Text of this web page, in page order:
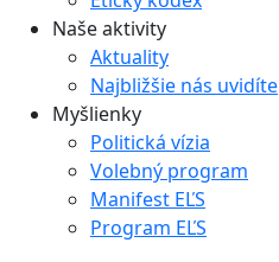
Naše aktivity
Aktuality
Najbližšie nás uvidíte
Myšlienky
Politická vízia
Volebný program
Manifest EĽS
Program EĽS